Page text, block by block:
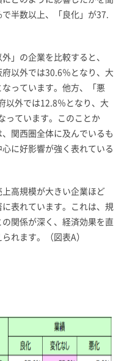
半数以上、「良化」が37.
」の企業を比較すると、
府以外では30.6％となり、大
っています。他方、「悪
以外では12.8％となり、大
っています。このことか
関西圏全体に及んでいるも
に好影響が強く表れている
高規模が大きい企業ほど
に表れています。これは、規
関係が深く、経済効果を直
れます。（図表A）